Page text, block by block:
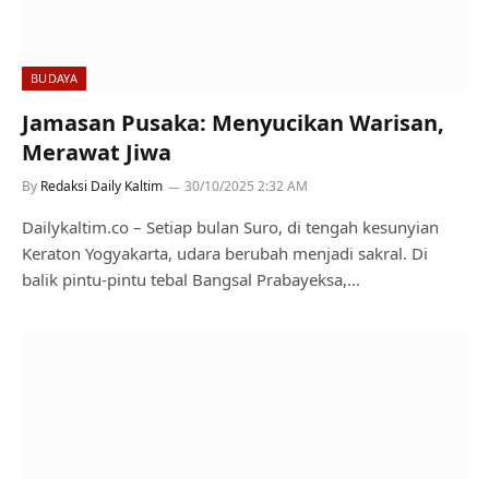
BUDAYA
Jamasan Pusaka: Menyucikan Warisan,
Merawat Jiwa
By Redaksi Daily Kaltim 30/10/2025 2:32 AM
Dailykaltim.co – Setiap bulan Suro, di tengah kesunyian
Keraton Yogyakarta, udara berubah menjadi sakral. Di
balik pintu-pintu tebal Bangsal Prabayeksa,…